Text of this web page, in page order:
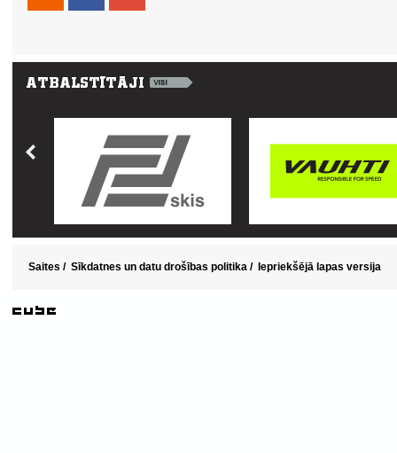
Saites / Sīkdatnes un datu drošības politika / Iepriekšējā lapas versija